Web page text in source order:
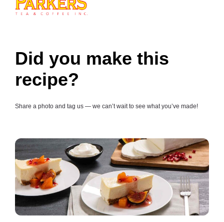
Did you make this
recipe?
Share a photo and tag us — we can’t wait to see what you’ve made!